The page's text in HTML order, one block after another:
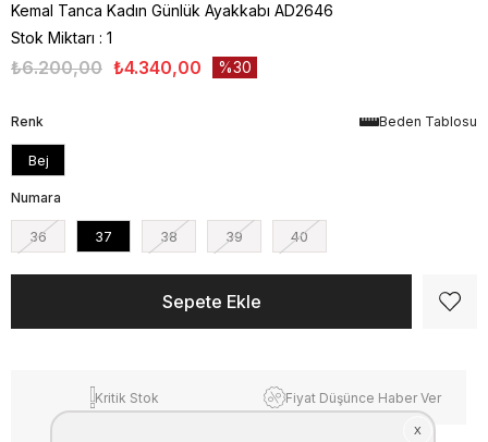
Kemal Tanca Kadın Günlük Ayakkabı AD2646
Stok Miktarı : 1
₺6.200,00 ₺4.340,00 30
Beden Tablosu
Renk
Bej
Numara
36 37 38 39 40
Kritik Stok Fiyat Düşünce Haber Ver